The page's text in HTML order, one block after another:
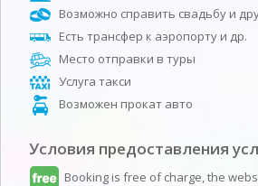
Возможно справить свадьбу и
Есть трансфер к аэропорту и др.
Место отправки в туры
Услуга такси
Возможен прокат авто
Условия предоставления
Booking is free of charge, the